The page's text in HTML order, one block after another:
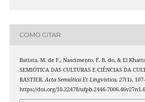
COMO CITAR
Batista, M. de F., Nascimento, F. B. do, & El
SEMIÓTICA DAS CULTURAS E CIÊNCIAS DA
RASTIER.Acta Semiótica Et Lingvistica, 27(1),
https://doi.org/10.22478/ufpb.2446-